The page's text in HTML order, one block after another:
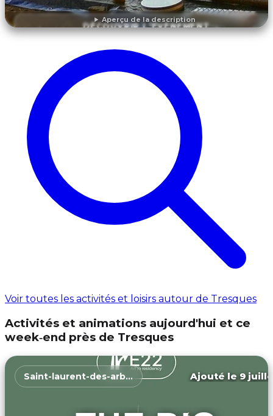
Aperçu de la description
DÉCOUVRIR L'ÉVÉNEMENT
Voir toutes les activités et loisirs autour de Tresques
Activités et animations aujourd'hui et ce
week‑end près de Tresques
Saint-laurent-des-arbres Ajouté le 9